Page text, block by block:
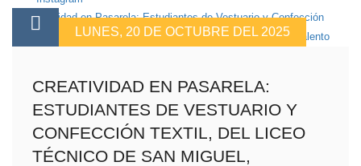
LUNES, 20 DE OCTUBRE DEL 2025
CREATIVIDAD EN PASARELA:
ESTUDIANTES DE VESTUARIO Y
CONFECCIÓN TEXTIL, DEL LICEO
TÉCNICO DE SAN MIGUEL,